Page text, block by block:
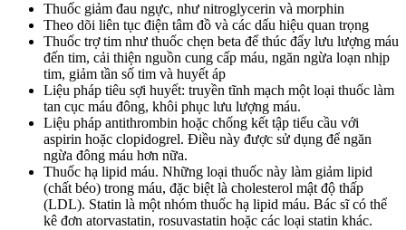
Thuốc giảm đau ngực, như nitroglycerin và morphin
Theo dõi liên tục điện tâm đồ và các dấu hiệu quan trọng
Thuốc trợ tim như thuốc chẹn beta để thúc đẩy lưu lượng máu
đến tim, cải thiện nguồn cung cấp máu, ngăn ngừa loạn nhịp
tim, giảm tần số tim và huyết áp
Liệu pháp tiêu sợi huyết: truyền tĩnh mạch một loại thuốc làm
tan cục máu đông, khôi phục lưu lượng máu.
Liệu pháp antithrombin hoặc chống kết tập tiểu cầu với
aspirin hoặc clopidogrel. Điều này được sử dụng để ngăn
ngừa đông máu hơn nữa.
Thuốc hạ lipid máu. Những loại thuốc này làm giảm lipid
(chất béo) trong máu, đặc biệt là cholesterol mật độ thấp
(LDL). Statin là một nhóm thuốc hạ lipid máu. Bác sĩ có thể
kê đơn atorvastatin, rosuvastatin hoặc các loại statin khác.